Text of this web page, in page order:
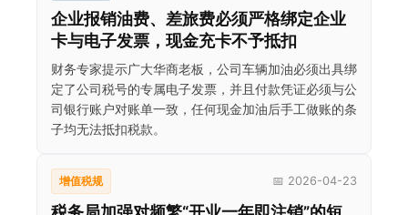
企业报销油费、差旅费必须严格绑定企业
卡与电子发票，现金充卡不予抵扣
财务专家提示广大华商老板，公司车辆加油必须出具绑
定了公司税号的专属电子发票，并且付款凭证必须与公
司银行账户对账单一致，任何现金加油后手工做账的条
子均无法抵扣税款。
增值税规 📅 2026-04-23